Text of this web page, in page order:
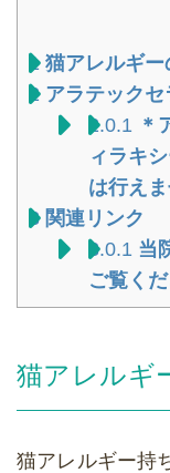
1猫アレルギ
2アラテックセ
2.0.1 ＊
ィラキ
は行えま
3関連リンク
3.0.1 当
ご覧く
猫アレルギ
猫アレルギー持